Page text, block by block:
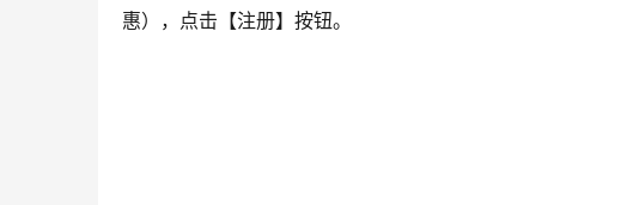
惠），点击【注册】按钮。